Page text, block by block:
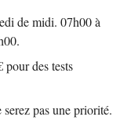
de midi. 07h00 à
des tests
pas une priorité.